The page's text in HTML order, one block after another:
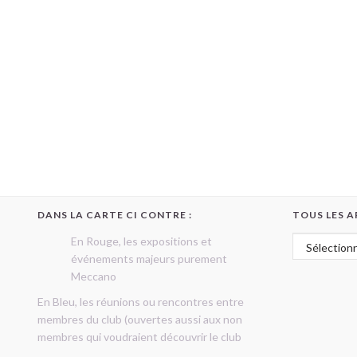
DANS LA CARTE CI CONTRE :
En Rouge, les expositions et
événements majeurs purement
Meccano
En Bleu, les réunions ou rencontres entre
membres du club (ouvertes aussi aux non
membres qui voudraient découvrir le club
TOUS LES
Tous les